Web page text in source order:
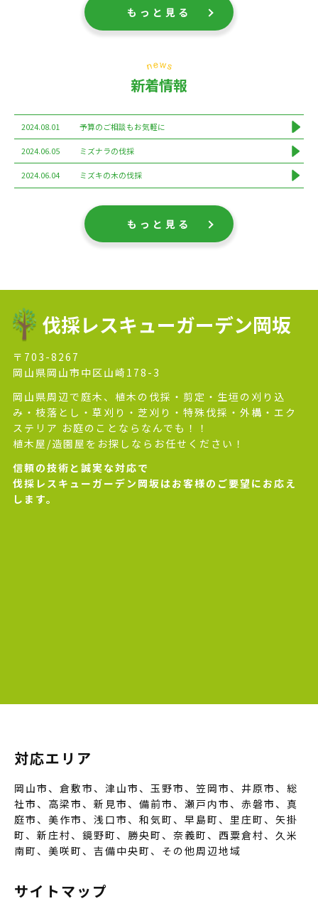
もっと見る
新着情報
2024.08.01 予算のご相談もお気軽に
2024.06.05 ミズナラの伐採
2024.06.04 ミズキの木の伐採
もっと見る
伐採レスキューガーデン岡坂
〒703-8267
岡山県岡山市中区山崎178-3
岡山県周辺で庭木、植木の伐採・剪定・生垣の刈り込
み・枝落とし・草刈り・芝刈り・特殊伐採・外構・エク
ステリア お庭のことならなんでも！！
植木屋/造園屋をお探しならお任せください！
信頼の技術と誠実な対応で
伐採レスキューガーデン岡坂はお客様のご要望にお応え
します。
対応エリア
岡山市、倉敷市、津山市、玉野市、笠岡市、井原市、総
社市、高梁市、新見市、備前市、瀬戸内市、赤磐市、真
庭市、美作市、浅口市、和気町、早島町、里庄町、矢掛
町、新庄村、鏡野町、勝央町、奈義町、西粟倉村、久米
南町、美咲町、吉備中央町、その他周辺地域
サイトマップ